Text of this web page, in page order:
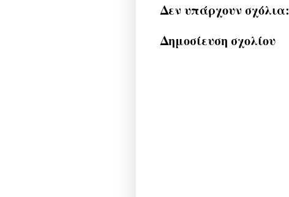
Δεν υπάρχουν σχόλια:
Δημοσίευση σχολίου